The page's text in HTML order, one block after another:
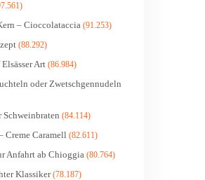
– Cioccolataccia (91.253)
(88.292)
Art (86.984)
oder Zwetschgennudeln
Schweinbraten (84.114)
Creme Caramell (82.611)
Anfahrt ab Chioggia (80.764)
Klassiker(78.187)